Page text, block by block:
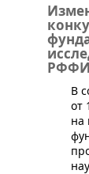
РФФИ
​​​В
от
на